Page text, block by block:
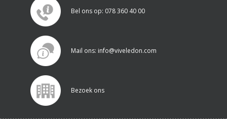
Bel ons op: 078 360 40 00
Mail ons: info@viveledon.com
Bezoek ons